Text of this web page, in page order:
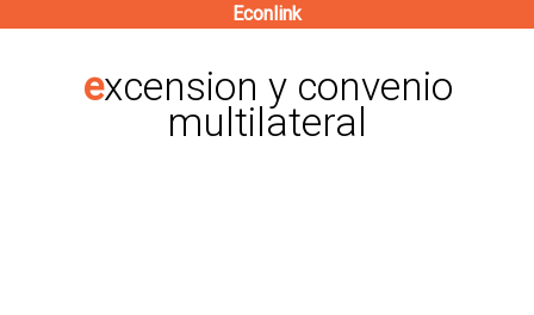
contenido
principal
Econlink
excension y convenio
multilateral